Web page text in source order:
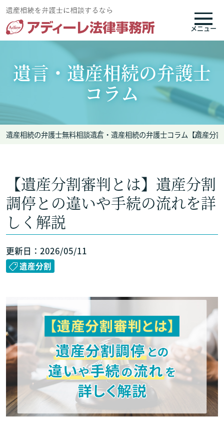
メニュー
遺言・遺産相続の弁護士
コラム
遺産相続の弁護士無料相談遺言・遺産相続の弁護士コラム 【遺産分
【遺産分割審判とは】遺産分割
調停との違いや手続の流れを詳
しく解説
更新日：2026/05/11
遺産分割